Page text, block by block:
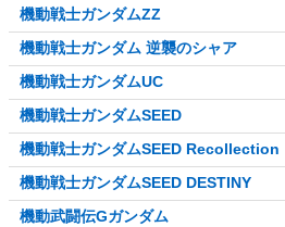
機動戦士ガンダムZZ
機動戦士ガンダム 逆襲のシャア
機動戦士ガンダムUC
機動戦士ガンダムSEED
機動戦士ガンダムSEED Recollection
機動戦士ガンダムSEED DESTINY
機動武闘伝Gガンダム